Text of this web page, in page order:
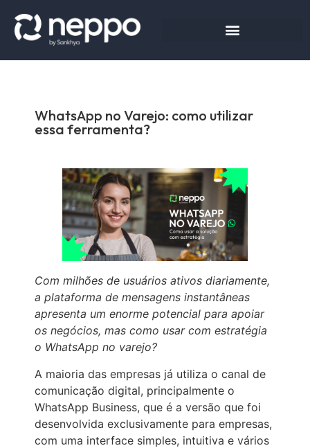
WhatsApp no Varejo: como utilizar
essa ferramenta?
Com milhões de usuários ativos diariamente,
a plataforma de mensagens instantâneas
apresenta um enorme potencial para apoiar
os negócios, mas como usar com estratégia
o WhatsApp no varejo?
A maioria das empresas já utiliza o canal de
comunicação digital, principalmente o
WhatsApp Business, que é a versão que foi
desenvolvida exclusivamente para empresas,
com uma interface simples, intuitiva e vários